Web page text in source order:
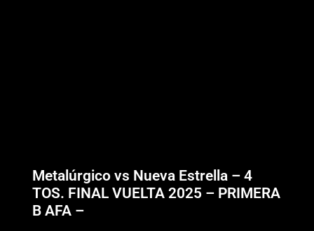
Metalúrgico vs Nueva Estrella – 4
TOS. FINAL VUELTA 2025 – PRIMERA
B AFA –